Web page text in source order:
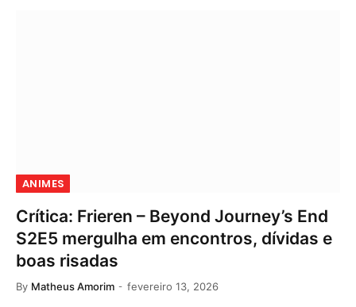
ANIMES
Crítica: Frieren – Beyond Journey’s End
S2E5 mergulha em encontros, dívidas e
boas risadas
By Matheus Amorim fevereiro 13, 2026